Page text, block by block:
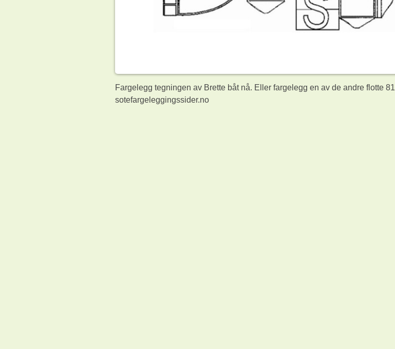
Fargelegg tegningen av Brette båt nå. Eller fargelegg en av de andre flotte 81
sotefargeleggingssider.no